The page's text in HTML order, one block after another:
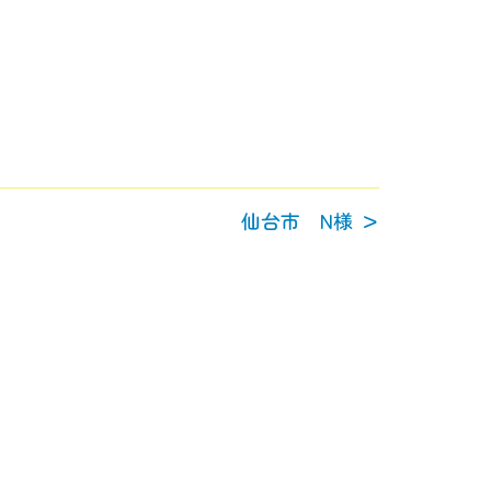
仙台市 N様